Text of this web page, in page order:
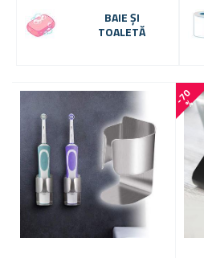
BAIE ȘI
TOALETĂ
-
7
0
%